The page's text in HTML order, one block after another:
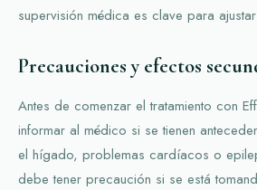
supervisión médica es clave para
Precauciones y efectos
Antes de comenzar el tratamiento con
informar al médico si se tienen
el hígado, problemas cardíacos o
debe tener precaución si se está